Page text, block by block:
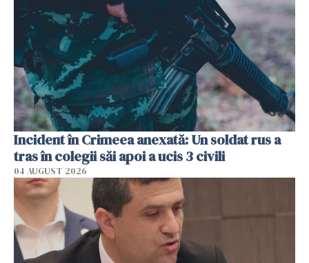
Incident în Crimeea anexată: Un soldat rus a
tras în colegii săi apoi a ucis 3 civili
04 AUGUST 2026